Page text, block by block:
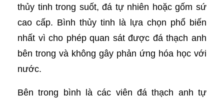
thủy tinh trong suốt, đá tự nhiên hoặc gốm sứ
cao cấp. Bình thủy tinh là lựa chọn phổ biến
nhất vì cho phép quan sát được đá thạch anh
bên trong và không gây phản ứng hóa học với
nước.
Bên trong bình là các viên đá thạch anh tự